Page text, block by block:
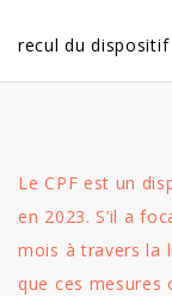
recul du dispositif
Le CPF est un
en 2023. S’il a
mois à travers la
que ces mesures